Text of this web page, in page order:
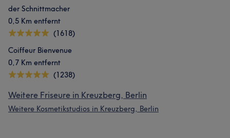
der Schnittmacher
0,5 Km entfernt
(1618)
Coiffeur Bienvenue
0,7 Km entfernt
(1238)
Weitere Friseure in Kreuzberg, Berlin
Weitere Kosmetikstudios in Kreuzberg, Berlin